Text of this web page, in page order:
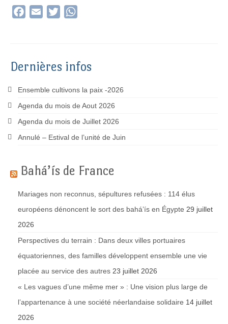
Facebook
Email Twitter
Dernières infos
Ensemble cultivons la paix -2026
Agenda du mois de Aout 2026
Agenda du mois de Juillet 2026
Annulé – Estival de l’unité de Juin
Bahá’ís de France
Mariages non reconnus, sépultures refusées : 114 élus
européens dénoncent le sort des bahá’ís en Égypte 29 juillet
2026
Perspectives du terrain : Dans deux villes portuaires
équatoriennes, des familles développent ensemble une vie
placée au service des autres 23 juillet 2026
« Les vagues d’une même mer » : Une vision plus large de
l’appartenance à une société néerlandaise solidaire 14 juillet
2026